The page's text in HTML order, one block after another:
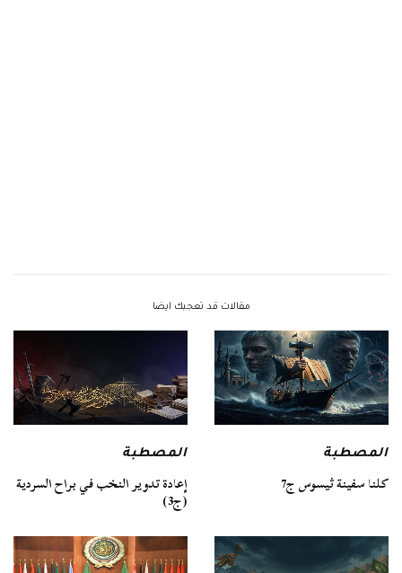
مقالات قد تعجبك ايضا
المصطبة
كلنا سفينة ثيسوس ج7
المصطبة
إعادة تدوير النخب في براح السردية
(ج3)